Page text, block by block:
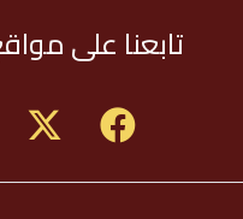
تابعنا على